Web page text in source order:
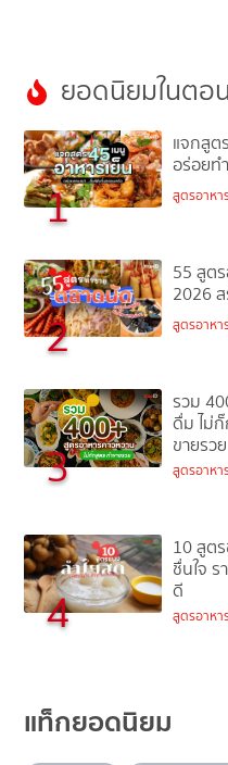
ยอดนิยมในตอ
1
แจกสูต
อร่อยท
สูตรอาหา
2
55 สูต
2026
สูตรอาหา
3
รวม
ดื่ม ไม่
ขายรวย
สูตรอาหา
4
10 สูต
ชื่นใจ ร
ดี
สูตรอาหา
แท็กยอดนิยม